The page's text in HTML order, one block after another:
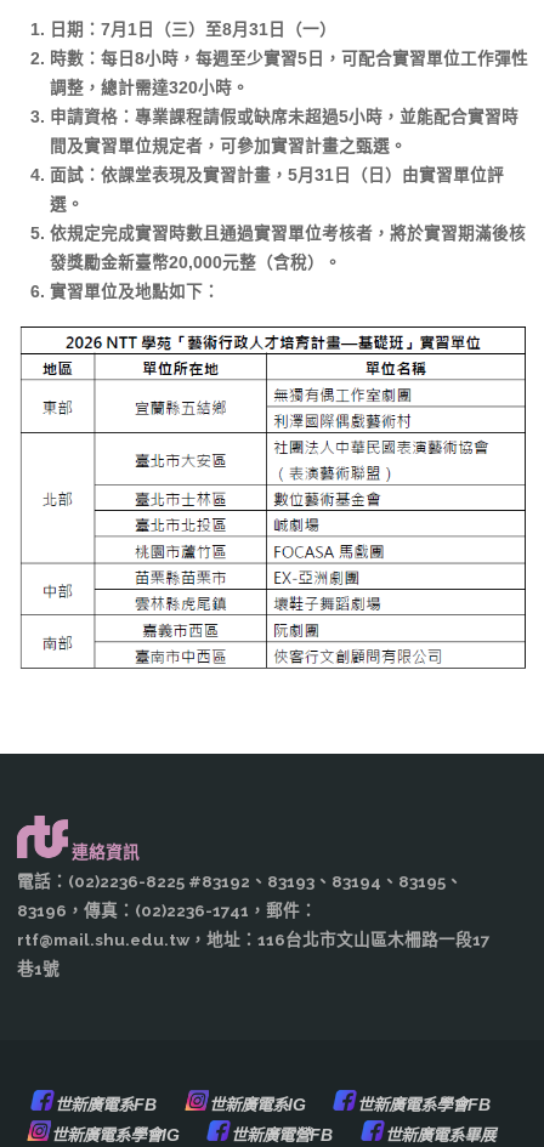
日期：7月1日（三）至8月31日（一）
時數：每日8小時，每週至少實習5日，可配合實習單位工作彈性
調整，總計需達320小時。
申請資格：專業課程請假或缺席未超過5小時，並能配合實習時
間及實習單位規定者，可參加實習計畫之甄選。
面試：依課堂表現及實習計畫，5月31日（日）由實習單位評
選。
依規定完成實習時數且通過實習單位考核者，將於實習期滿後核
發獎勵金新臺幣20,000元整（含稅）。
實習單位及地點如下：
連絡資訊
電話：(02)2236-8225 #83192、83193、83194、83195、
83196，傳真：(02)2236-1741，郵件：
rtf@mail.shu.edu.tw，地址：116台北市文山區木柵路一段17
巷1號
世新廣電系FB 世新廣電系IG
世新廣電系學會FB
世新廣電系學會IG
世新廣電營FB 世新廣電系畢展